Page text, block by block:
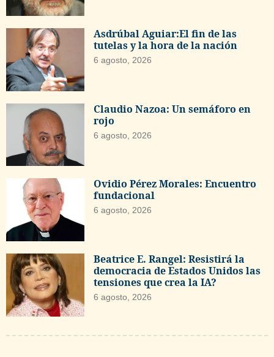
Asdrúbal Aguiar:El fin de las
tutelas y la hora de la nación
6 agosto, 2026
Claudio Nazoa: Un semáforo en
rojo
6 agosto, 2026
Ovidio Pérez Morales: Encuentro
fundacional
6 agosto, 2026
Beatrice E. Rangel: Resistirá la
democracia de Estados Unidos las
tensiones que crea la IA?
6 agosto, 2026